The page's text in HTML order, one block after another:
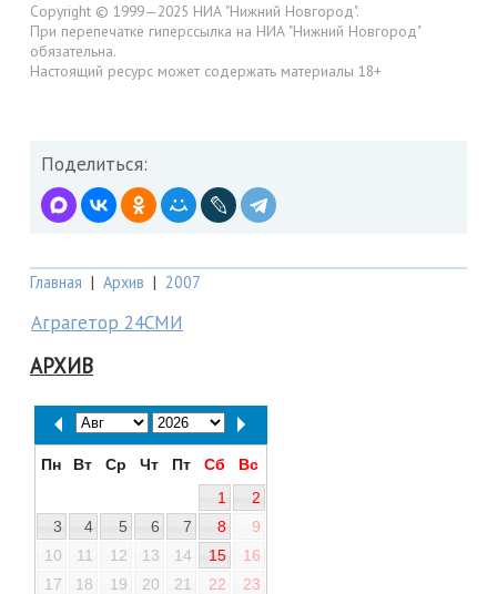
Copyright © 1999—2025 НИА "Нижний Новгород".
При перепечатке гиперссылка на НИА "Нижний Новгород"
обязательна.
Настоящий ресурс может содержать материалы 18+
Поделиться:
Главная | Архив | 2007
Аграгетор 24СМИ
АРХИВ
Пн Вт Ср Чт Пт Сб
Вс
1
2
3
4 5 6 7 8
9
10
11 12 13 14 15
16
17
18 19 20 21 22
23